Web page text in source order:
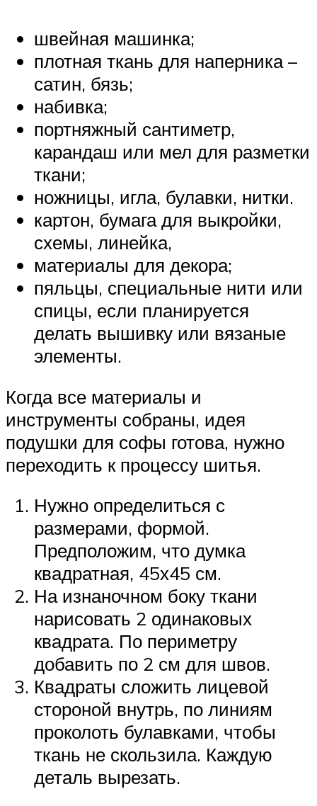
швейная машинка;
плотная ткань для наперника –
сатин, бязь;
набивка;
портняжный сантиметр,
карандаш или мел для разметки
ткани;
ножницы, игла, булавки, нитки.
картон, бумага для выкройки,
схемы, линейка,
материалы для декора;
пяльцы, специальные нити или
спицы, если планируется
делать вышивку или вязаные
элементы.
Когда все материалы и
инструменты собраны, идея
подушки для софы готова, нужно
переходить к процессу шитья.
Нужно определиться с
размерами, формой.
Предположим, что думка
квадратная, 45х45 см.
На изнаночном боку ткани
нарисовать 2 одинаковых
квадрата. По периметру
добавить по 2 см для швов.
Квадраты сложить лицевой
стороной внутрь, по линиям
проколоть булавками, чтобы
ткань не скользила. Каждую
деталь вырезать.